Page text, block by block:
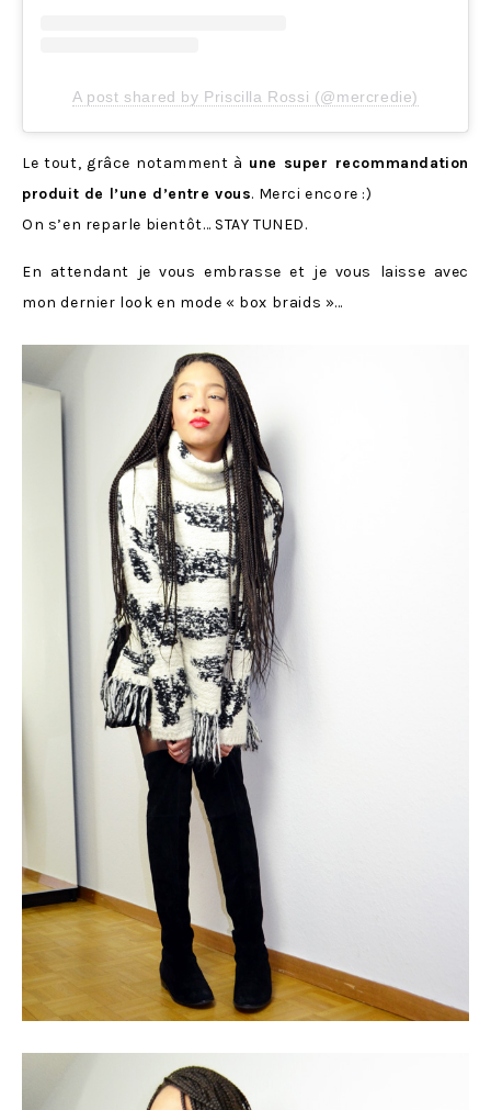
A post shared by Priscilla Rossi (@mercredie)
Le tout, grâce notamment à une super recommandation
produit de l’une d’entre vous. Merci encore :)
On s’en reparle bientôt… STAY TUNED.
En attendant je vous embrasse et je vous laisse avec
mon dernier look en mode « box braids »…